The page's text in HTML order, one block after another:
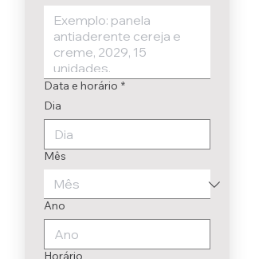
Data e horário *
Dia
Mês
Ano
Horário